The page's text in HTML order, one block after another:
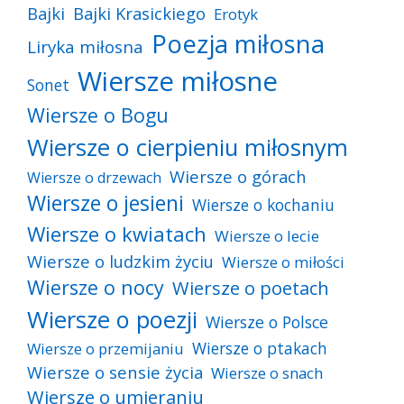
Bajki Bajki Krasickiego Erotyk
Liryka miłosna Poezja miłosna
Sonet Wiersze miłosne
Wiersze o Bogu
Wiersze o cierpieniu miłosnym
Wiersze o drzewach Wiersze o górach
Wiersze o jesieni Wiersze o kochaniu
Wiersze o kwiatach Wiersze o lecie
Wiersze o ludzkim życiu Wiersze o miłości
Wiersze o nocy Wiersze o poetach
Wiersze o poezji Wiersze o Polsce
Wiersze o przemijaniu Wiersze o ptakach
Wiersze o sensie życia Wiersze o snach
Wiersze o umieraniu